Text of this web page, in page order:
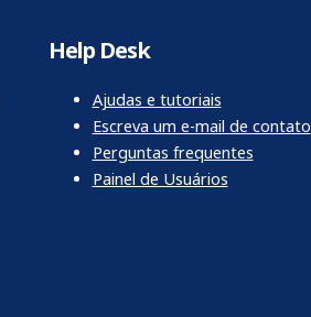
Help Desk
Ajudas e tutoriais
Escreva um e-mail de contato
Perguntas frequentes
Painel de Usuários